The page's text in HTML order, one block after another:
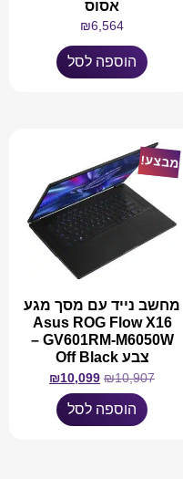
אסוס
₪6,564
הוספה לסל
מבצע!
מחשב נייד עם מסך מגע
Asus ROG Flow X16
GV601RM-M6050W –
צבע Off Black
₪10,907
₪10,099
הוספה לסל